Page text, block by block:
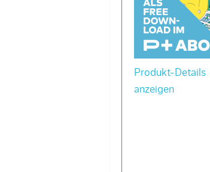
Produkt-Details
anzeigen